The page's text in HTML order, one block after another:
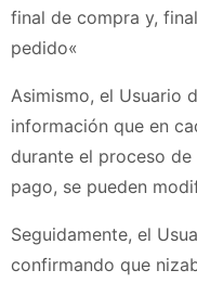
final de compra y,
pedido«
Asimismo, el Usuario
información que en
durante el proceso
pago, se pueden
Seguidamente, el
confirmando que